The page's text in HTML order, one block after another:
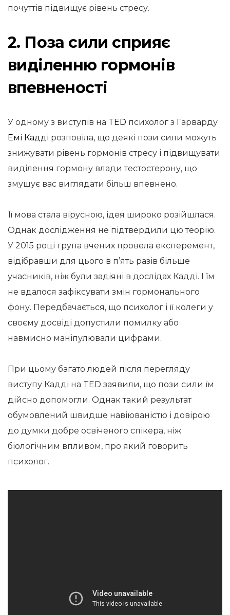
почуттів підвищує рівень стресу.
2. Поза сили сприяє
виділенню гормонів
впевненості
У одному з виступів на TED психолог з Гарварду
Емі Кадді розповіла, що деякі пози сили можуть
знижувати рівень гормонів стресу і підвищувати
виділення гормону влади тестостерону, що
змушує вас виглядати більш впевнено.
Її мова стала вірусною, ідея широко розійшлася.
Однак дослідження не підтвердили цю теорію.
У 2015 році група вчених провела експеремент,
відібравши для цього в п’ять разів більше
учасників, ніж були задіяні в дослідах Кадді. І їм
не вдалося зафіксувати змін гормонального
фону. Передбачається, що психолог і її колеги у
своєму досвіді допустили помилку або
навмисно маніпулювали цифрами.
При цьому багато людей після перегляду
виступу Кадді на TED заявили, що пози сили їм
дійсно допомогли. Однак такий результат
обумовлений швидше навіюваністю і довірою
до думки добре освіченого спікера, ніж
біологічним впливом, про який говорить
психолог.